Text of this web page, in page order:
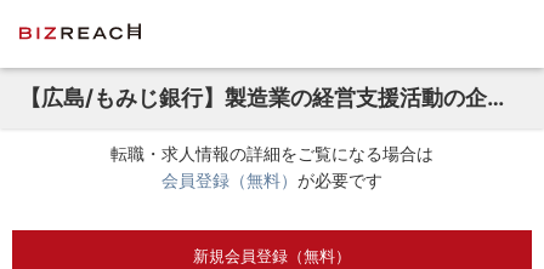
【広島/もみじ銀行】製造業の経営支援活動の企画・推進／総資産12.9兆円超・中四国九州最大級の金融グループ／プライム上場企業の安定基盤／フレックス制／年休120日
転職・求人情報の詳細をご覧になる場合は
会員登録（無料） が必要です
新規会員登録（無料）